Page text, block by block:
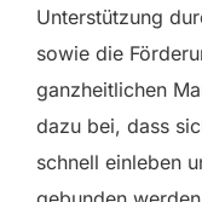
Unterstützung
sowie die
ganzheitlichen
dazu bei, dass
schnell einleben